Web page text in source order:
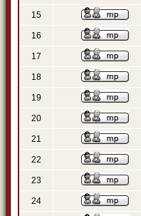
15
16
17
18
19
20
21
22
23
24